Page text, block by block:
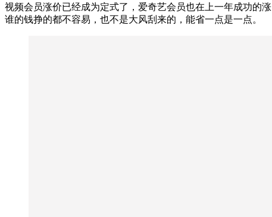
视频会员涨价已经成为定式了，爱奇艺会员也在上一年成功的
谁的钱挣的都不容易，也不是大风刮来的，能省一点是一点。